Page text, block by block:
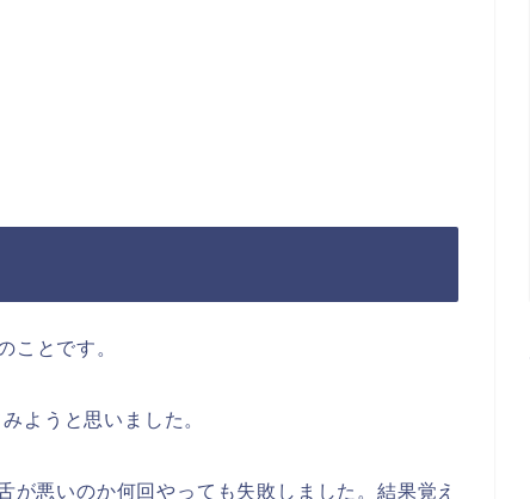
ことです。
ようと思いました。
悪いのか何回やっても失敗しました。結果覚え